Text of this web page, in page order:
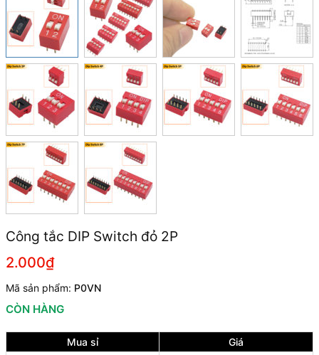
Công tắc DIP Switch đỏ 2P
2.000₫
Mã sản phẩm: P0VN
CÒN HÀNG
Mua sỉ
Giá